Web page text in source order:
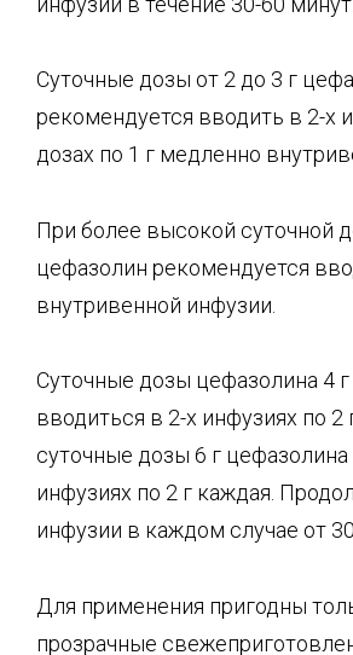
Суточные дозы от 2 до 3 г
рекомендуется вводить в 2-х
дозах по 1 г медленно
При более высокой суточной
цефазолин рекомендуется
внутривенной инфузии.
Суточные дозы цефазолина 4
вводиться в 2-х инфузиях по 2
суточные дозы 6 г цефазолина
инфузиях по 2 г каждая.
инфузии в каждом случае от
Для применения пригодны
прозрачные